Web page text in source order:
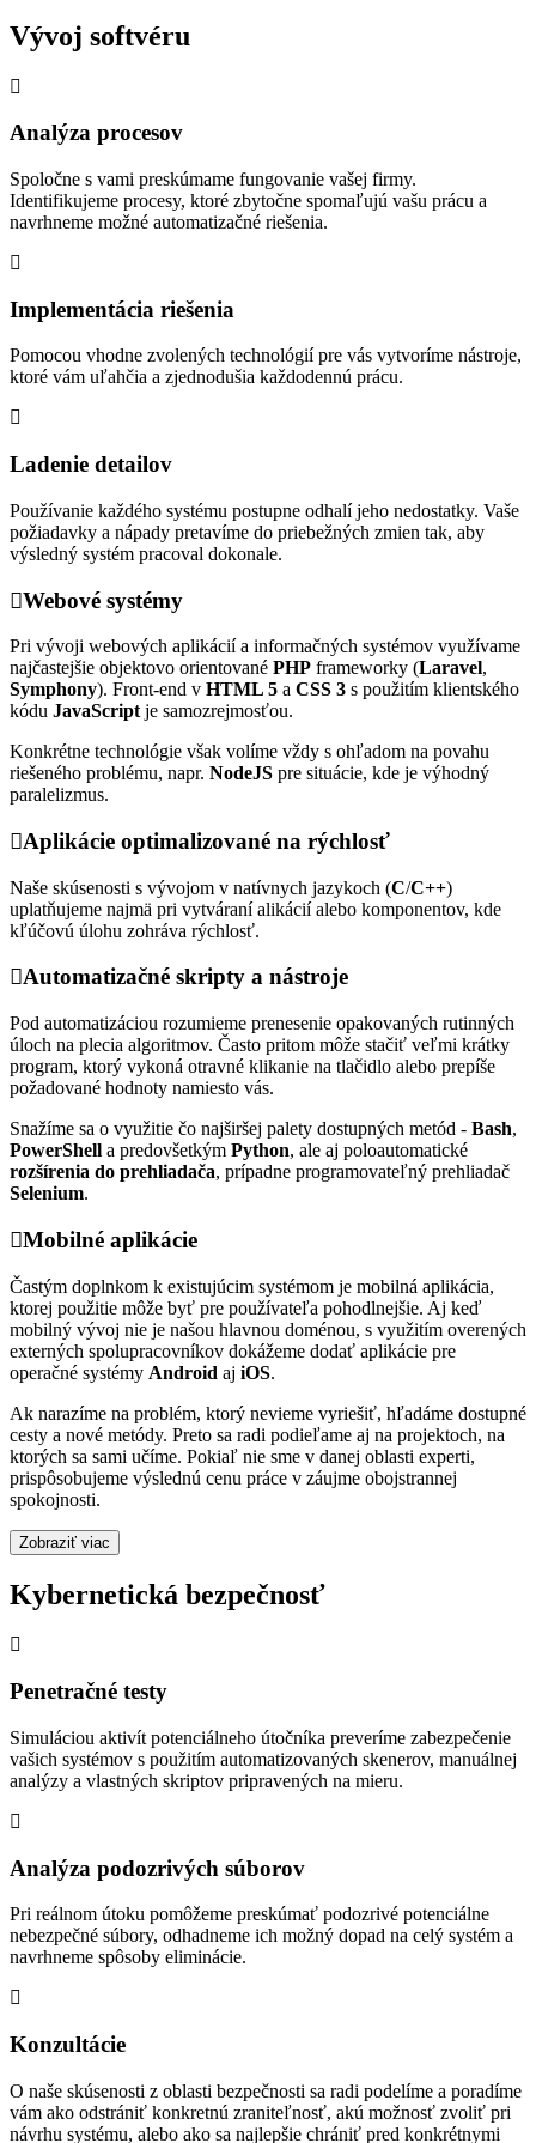
Vývoj softvéru
Analýza procesov
Spoločne s vami preskúmame fungovanie vašej firmy.
Identifikujeme procesy, ktoré zbytočne spomaľujú vašu prácu a
navrhneme možné automatizačné riešenia.
Implementácia riešenia
Pomocou vhodne zvolených technológií pre vás vytvoríme nástroje,
ktoré vám uľahčia a zjednodušia každodennú prácu.
Ladenie detailov
Používanie každého systému postupne odhalí jeho nedostatky. Vaše
požiadavky a nápady pretavíme do priebežných zmien tak, aby
výsledný systém pracoval dokonale.
Webové systémy
Pri vývoji webových aplikácií a informačných systémov využívame
najčastejšie objektovo orientované PHP frameworky (Laravel,
Symphony). Front-end v HTML 5 a CSS 3 s použitím klientského
kódu JavaScript je samozrejmosťou.
Konkrétne technológie však volíme vždy s ohľadom na povahu
riešeného problému, napr. NodeJS pre situácie, kde je výhodný
paralelizmus.
Aplikácie optimalizované na rýchlosť
Naše skúsenosti s vývojom v natívnych jazykoch (C/C++)
uplatňujeme najmä pri vytváraní alikácií alebo komponentov, kde
kľúčovú úlohu zohráva rýchlosť.
Automatizačné skripty a nástroje
Pod automatizáciou rozumieme prenesenie opakovaných rutinných
úloch na plecia algoritmov. Často pritom môže stačiť veľmi krátky
program, ktorý vykoná otravné klikanie na tlačidlo alebo prepíše
požadované hodnoty namiesto vás.
Snažíme sa o využitie čo najširšej palety dostupných metód - Bash,
PowerShell a predovšetkým Python, ale aj poloautomatické
rozšírenia do prehliadača, prípadne programovateľný prehliadač
Selenium.
Mobilné aplikácie
Častým doplnkom k existujúcim systémom je mobilná aplikácia,
ktorej použitie môže byť pre používateľa pohodlnejšie. Aj keď
mobilný vývoj nie je našou hlavnou doménou, s využitím overených
externých spolupracovníkov dokážeme dodať aplikácie pre
operačné systémy Android aj iOS.
Ak narazíme na problém, ktorý nevieme vyriešiť, hľadáme dostupné
cesty a nové metódy. Preto sa radi podieľame aj na projektoch, na
ktorých sa sami učíme. Pokiaľ nie sme v danej oblasti experti,
prispôsobujeme výslednú cenu práce v záujme obojstrannej
spokojnosti.
Zobraziť viac
Kybernetická bezpečnosť
Penetračné testy
Simuláciou aktivít potenciálneho útočníka preveríme zabezpečenie
vašich systémov s použitím automatizovaných skenerov, manuálnej
analýzy a vlastných skriptov pripravených na mieru.
Analýza podozrivých súborov
Pri reálnom útoku pomôžeme preskúmať podozrivé potenciálne
nebezpečné súbory, odhadneme ich možný dopad na celý systém a
navrhneme spôsoby eliminácie.
Konzultácie
O naše skúsenosti z oblasti bezpečnosti sa radi podelíme a poradíme
vám ako odstrániť konkretnú zraniteľnosť, akú možnosť zvoliť pri
návrhu systému, alebo ako sa najlepšie chrániť pred konkrétnymi